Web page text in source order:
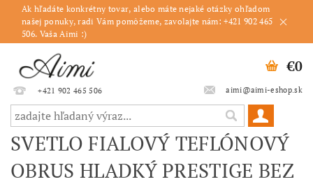
Ak hľadáte konkrétny tovar, alebo máte nejaké otázky ohľadom
našej ponuky, radi Vám pomôžeme, zavolajte nám: +421 902 465
506. Vaša Aimi :)
+421 902 465 506 aimi@aimi-eshop.sk
€0
SVETLO FIALOVÝ TEFLÓNOVÝ
OBRUS HLADKÝ PRESTIGE BEZ